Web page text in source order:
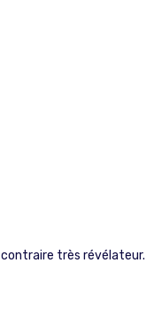
très révélateur.